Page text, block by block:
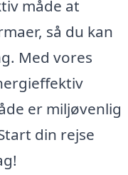
måde at
så du kan
Med vores
er miljøvenlig
din rejse